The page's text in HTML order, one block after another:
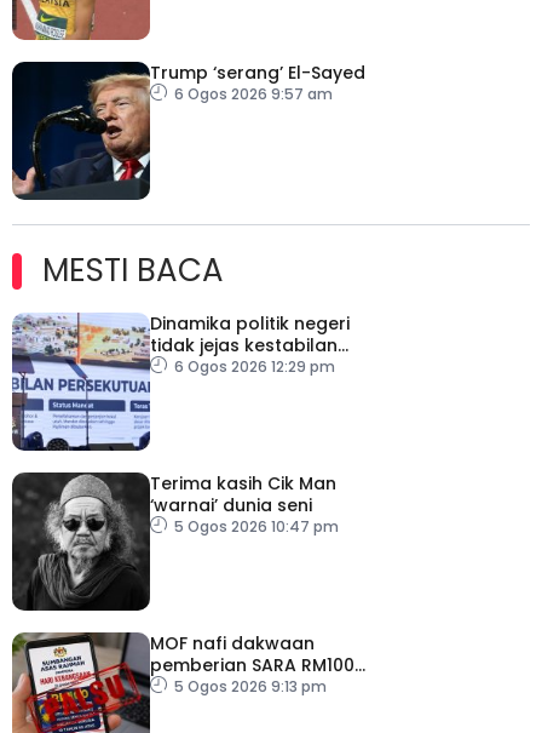
Trump ‘serang’ El-Sayed
6 Ogos 2026 9:57 am
MESTI BACA
Dinamika politik negeri
tidak jejas kestabilan
Kerajaan Perpaduan
6 Ogos 2026 12:29 pm
Terima kasih Cik Man
‘warnai’ dunia seni
5 Ogos 2026 10:47 pm
MOF nafi dakwaan
pemberian SARA RM100
sempena Hari
5 Ogos 2026 9:13 pm